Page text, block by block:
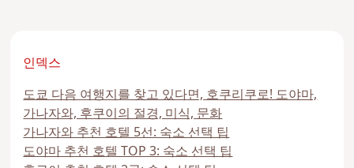
인덱스
도쿄 다음 여행지를 찾고 있다면, 호쿠리쿠로! 도야마,
가나자와, 후쿠이의 절경, 미식, 문화
가나자와 추천 호텔 5선: 숙소 선택 팁
도야마 추천 호텔 TOP 3: 숙소 선택 팁